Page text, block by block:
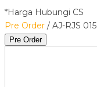
*Harga Hubungi CS
Pre Order / AJ-RJS 015
Pre Order